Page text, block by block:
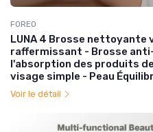
FOREO
LUNA 4 Brosse nettoyante
raffermissant - Brosse
l'absorption des produits
visage simple - Peau
Voir le détail